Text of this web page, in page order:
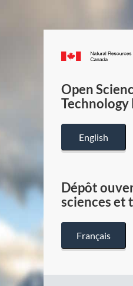
Open
English
Dépôt
sciences et
Français